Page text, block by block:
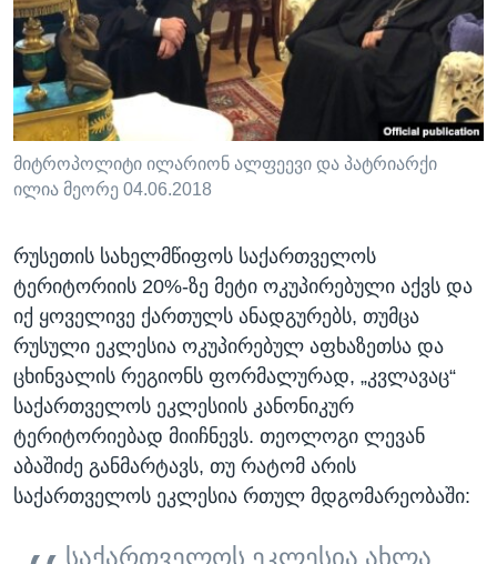
მიტროპოლიტი ილარიონ ალფეევი და პატრიარქი
ილია მეორე 04.06.2018
რუსეთის სახელმწიფოს საქართველოს
ტერიტორიის 20%-ზე მეტი ოკუპირებული აქვს და
იქ ყოველივე ქართულს ანადგურებს, თუმცა
რუსული ეკლესია ოკუპირებულ აფხაზეთსა და
ცხინვალის რეგიონს ფორმალურად, „კვლავაც“
საქართველოს ეკლესიის კანონიკურ
ტერიტორიებად მიიჩნევს. თეოლოგი ლევან
აბაშიძე განმარტავს, თუ რატომ არის
საქართველოს ეკლესია რთულ მდგომარეობაში:
საქართველოს ეკლესია ახლა